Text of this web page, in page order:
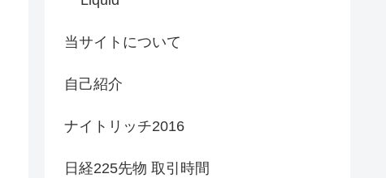
当サイトについて
自己紹介
ナイトリッチ2016
日経225先物 取引時間